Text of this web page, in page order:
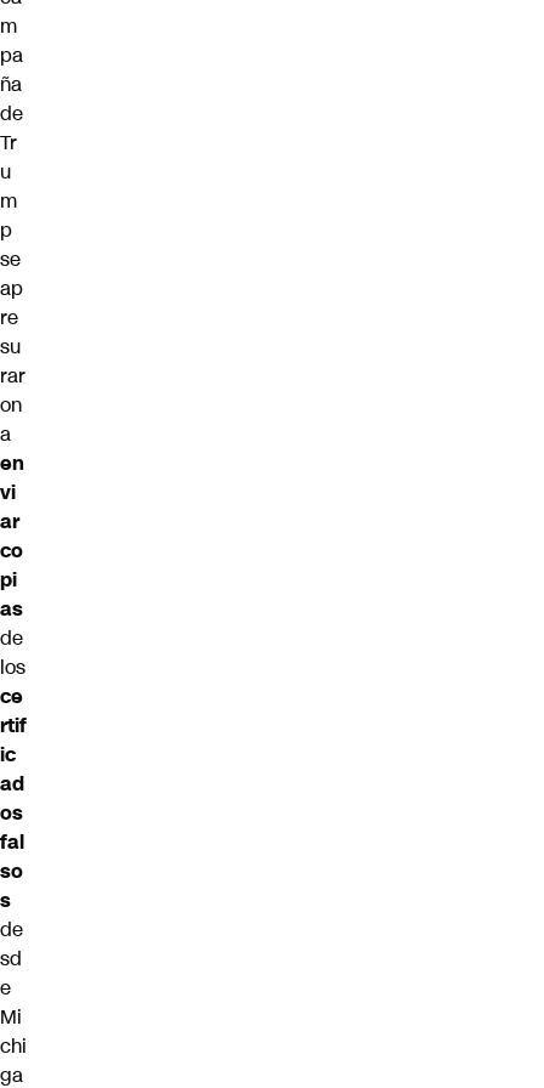
m
pa
ña
de
Tr
u
m
p
se
ap
re
su
rar
on
a
en
vi
ar
co
pi
as
de
los
ce
rtif
ic
ad
os
fal
so
s
de
sd
e
Mi
chi
ga